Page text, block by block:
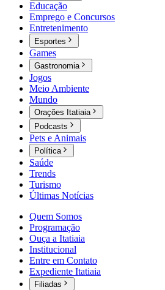
Educação
Emprego e Concursos
Entretenimento
Esportes
Games
Gastronomia
Jogos
Meio Ambiente
Mundo
Orações Itatiaia
Podcasts
Pets e Animais
Política
Saúde
Trends
Turismo
Últimas Notícias
Quem Somos
Programação
Ouça a Itatiaia
Institucional
Entre em Contato
Expediente Itatiaia
Filiadas